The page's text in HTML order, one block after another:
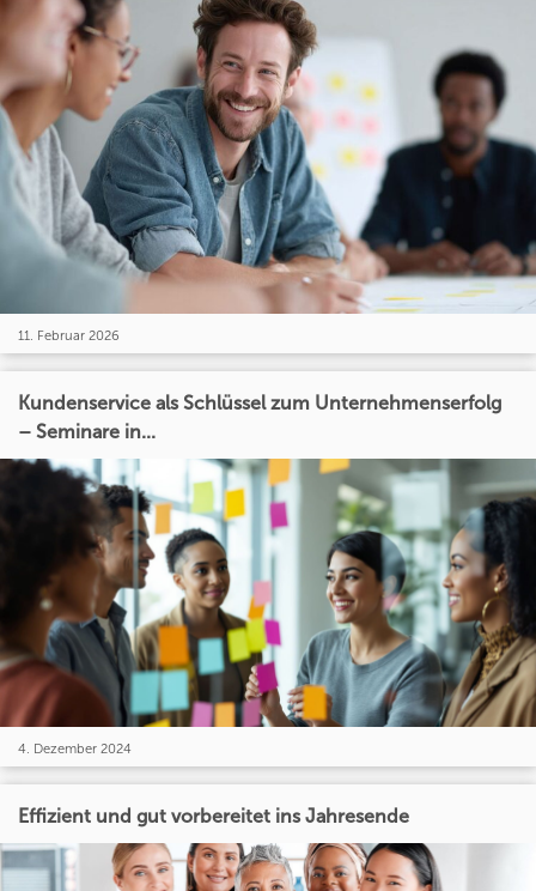
11. Februar 2026
Kundenservice als Schlüssel zum Unternehmenserfolg
– Seminare in...
4. Dezember 2024
Effizient und gut vorbereitet ins Jahresende